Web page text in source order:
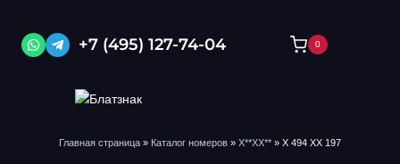
содержимому+7 (495) 127-74-04 0
Главная страница » Каталог номеров » X**XX** » Х 494 ХХ 197